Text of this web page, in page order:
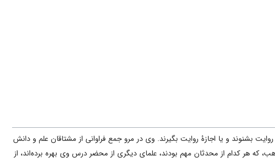
بشنوند و یا اجازۀ روایت بگیرند. وی در مرو جمع فراوانى از مشتاقان علم و دانش
که هر کدام از محدثان مهم بودند، علماى دیگرى از محضر درس وى بهره برده‌اند، از